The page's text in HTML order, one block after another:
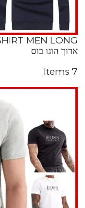
ארוך הוגו בוס
7 Items